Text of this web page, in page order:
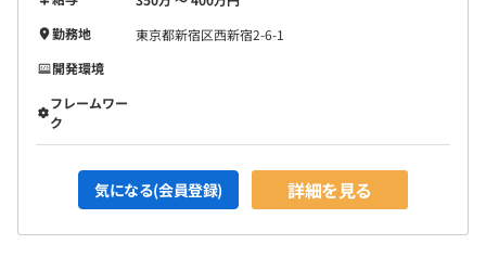
勤務地
東京都新宿区西新宿2-6-1
開発環境
フレームワー
ク
気になる(会員登録) 詳細を見る